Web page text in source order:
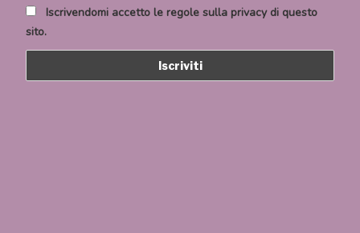
Iscrivendomi accetto le regole sulla privacy di questo
sito.